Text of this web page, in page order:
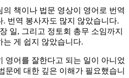
책이나 법문 영상이 영어로 번역
번역 봉사자도 많지 않았습니다.
일, 그리고 정토회 총무 소임까지
는 게 쉽지 않았습니다.
영어를 잘한다고 되는 일이 아니었
문에 대한 깊은 이해가 필요했습니